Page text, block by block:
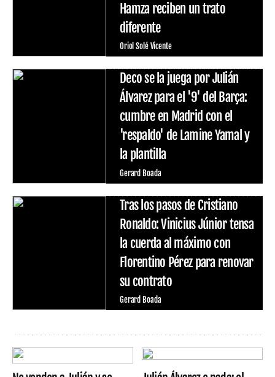
Hamza reciben un trato
diferente
Oriol Solé Vicente
Deco se la juega por Julián
Álvarez para el '9' del Barça:
cumbre en Madrid con el
'respaldo' de Lamine Yamal y
la plantilla
Gerard Boada
Tras los pasos de Cristiano
Ronaldo: Vinicius Júnior tensa
la cuerda al máximo con
Florentino Pérez para renovar
su contrato
Gerard Boada